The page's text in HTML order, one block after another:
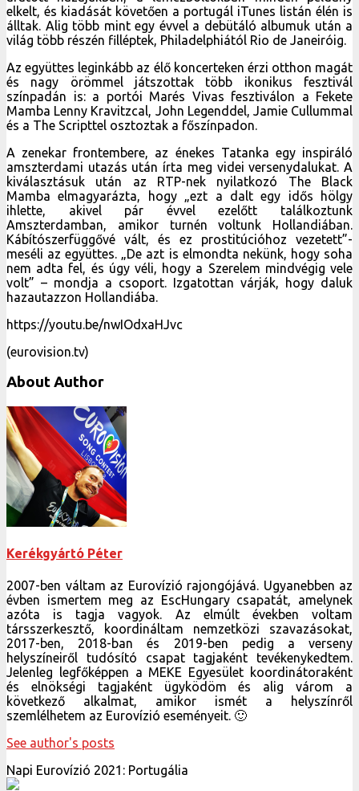
elkelt, és kiadását követően a portugál iTunes listán élén is
álltak. Alig több mint egy évvel a debütáló albumuk után a
világ több részén filléptek, Philadelphiától Rio de Janeiróig.
Az együttes leginkább az élő koncerteken érzi otthon magát
és nagy örömmel játszottak több ikonikus fesztivál
színpadán is: a portói Marés Vivas fesztiválon a Fekete
Mamba Lenny Kravitzcal, John Legenddel, Jamie Cullummal
és a The Scripttel osztoztak a főszínpadon.
A zenekar frontembere, az énekes Tatanka egy inspiráló
amszterdami utazás után írta meg videi versenydalukat. A
kiválasztásuk után az RTP-nek nyilatkozó The Black
Mamba elmagyarázta, hogy „ezt a dalt egy idős hölgy
ihlette, akivel pár évvel ezelőtt találkoztunk
Amszterdamban, amikor turnén voltunk Hollandiában.
Kábítószerfüggővé vált, és ez prostitúcióhoz vezetett”-
meséli az együttes. „De azt is elmondta nekünk, hogy soha
nem adta fel, és úgy véli, hogy a Szerelem mindvégig vele
volt” – mondja a csoport. Izgatottan várják, hogy daluk
hazautazzon Hollandiába.
https://youtu.be/nwIOdxaHJvc
(eurovision.tv)
About Author
Kerékgyártó Péter
2007-ben váltam az Eurovízió rajongójává. Ugyanebben az
évben ismertem meg az EscHungary csapatát, amelynek
azóta is tagja vagyok. Az elmúlt években voltam
társszerkesztő, koordináltam nemzetközi szavazásokat,
2017-ben, 2018-ban és 2019-ben pedig a verseny
helyszíneiről tudósító csapat tagjaként tevékenykedtem.
Jelenleg legfőképpen a MEKE Egyesület koordinátoraként
és elnökségi tagjaként ügyködöm és alig várom a
következő alkalmat, amikor ismét a helyszínről
szemlélhetem az Eurovízió eseményeit. 🙂
See author's posts
Napi Eurovízió 2021: Portugália